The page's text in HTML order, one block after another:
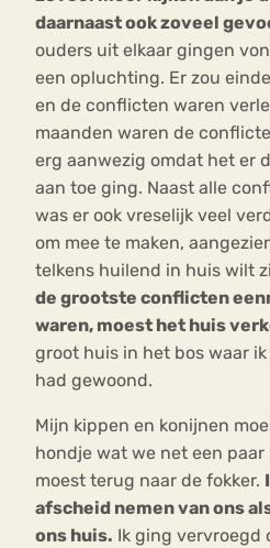
daarnaast ook zoveel
ouders uit elkaar gingen
een opluchting. Er zou
en de conflicten waren
maanden waren de
erg aanwezig omdat het er
aan toe ging. Naast alle
was er ook vreselijk veel
om mee te maken,
telkens huilend in huis wilt
de grootste conflicten
waren, moest het huis
groot huis in het bos waar
had gewoond.
Mijn kippen en konijnen
hondje wat we net een
moest terug naar de fokker.
afscheid nemen van ons
ons huis. Ik ging vervroegd